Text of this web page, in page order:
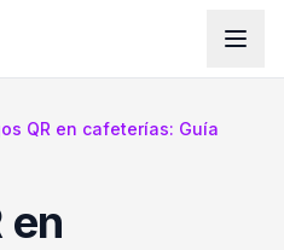
QR en cafeterías: Guía
en